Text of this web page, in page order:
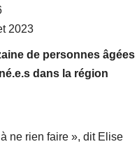
2023
de personnes âgées
dans la région
ne rien faire », dit Elise